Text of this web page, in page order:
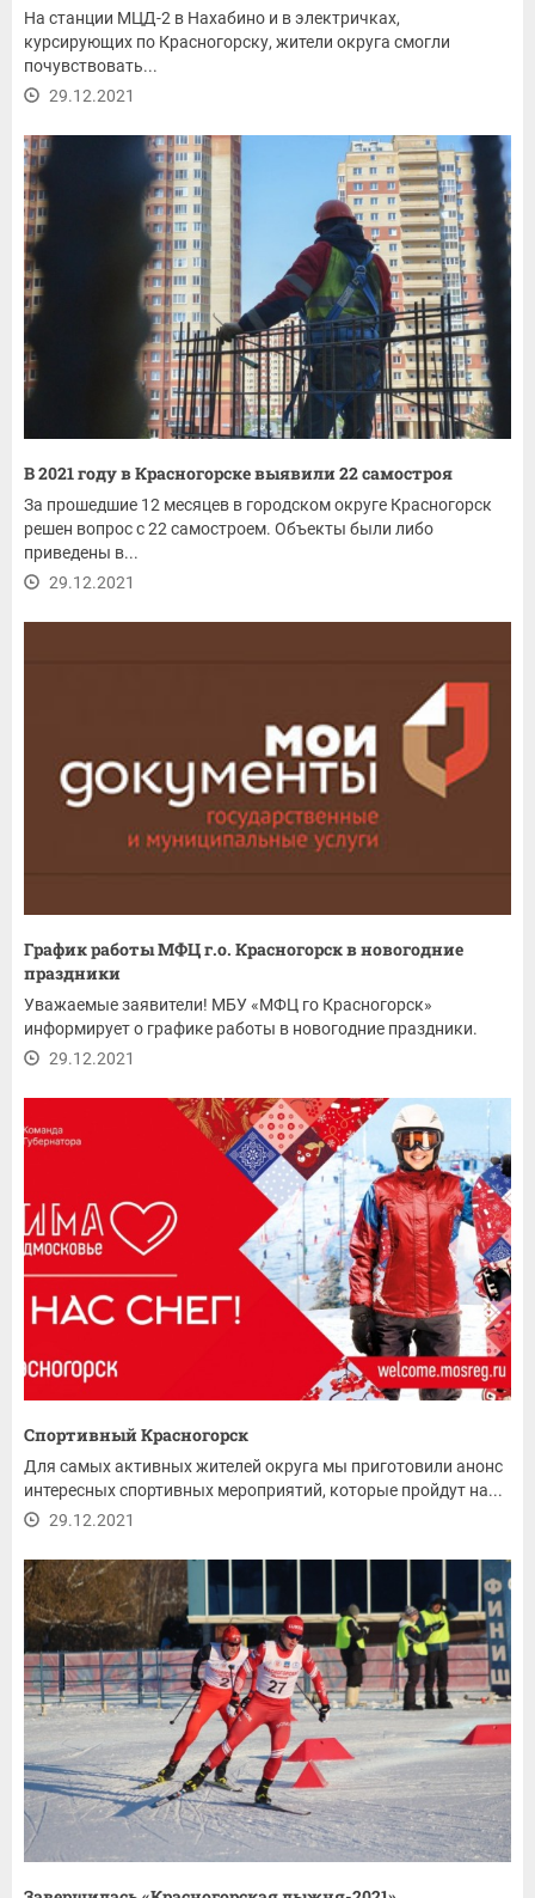
На станции МЦД-2 в Нахабино и в электричках,
курсирующих по Красногорску, жители округа смогли
почувствовать...
29.12.2021
В 2021 году в Красногорске выявили 22 самостроя
За прошедшие 12 месяцев в городском округе Красногорск
решен вопрос с 22 самостроем. Объекты были либо
приведены в...
29.12.2021
График работы МФЦ г.о. Красногорск в новогодние
праздники
Уважаемые заявители! МБУ «МФЦ го Красногорск»
информирует о графике работы в новогодние праздники.
29.12.2021
Спортивный Красногорск
Для самых активных жителей округа мы приготовили анонс
интересных спортивных мероприятий, которые пройдут на...
29.12.2021